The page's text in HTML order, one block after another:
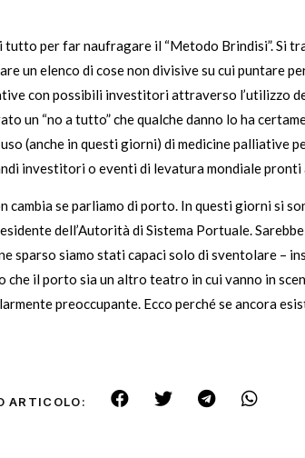
per far naufragare il “Metodo Brindisi”. Si
un elenco di cose non divisive su cui puntare
con possibili investitori attraverso l’utilizzo
un “no a tutto” che qualche danno lo ha
(anche in questi giorni) di medicine palliative
investitori o eventi di levatura mondiale pronti
cambia se parliamo di porto. In questi giorni si
dell’Autorità di Sistema Portuale.
sparso siamo stati capaci solo di sventolare –
che il porto sia un altro teatro in cui vanno in
preoccupante. Ecco perché se ancora
ARTICOLO: